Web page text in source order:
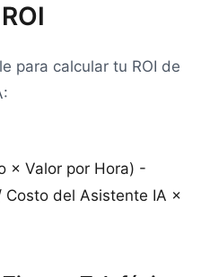
para calcular tu ROI de
× Valor por Hora) -
del Asistente IA ×